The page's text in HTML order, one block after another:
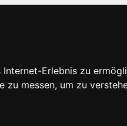
Erlebnis zu
messen, um zu